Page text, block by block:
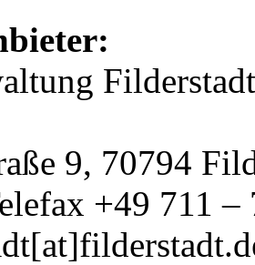
Filderstadt
9, 70794
+49 711 –